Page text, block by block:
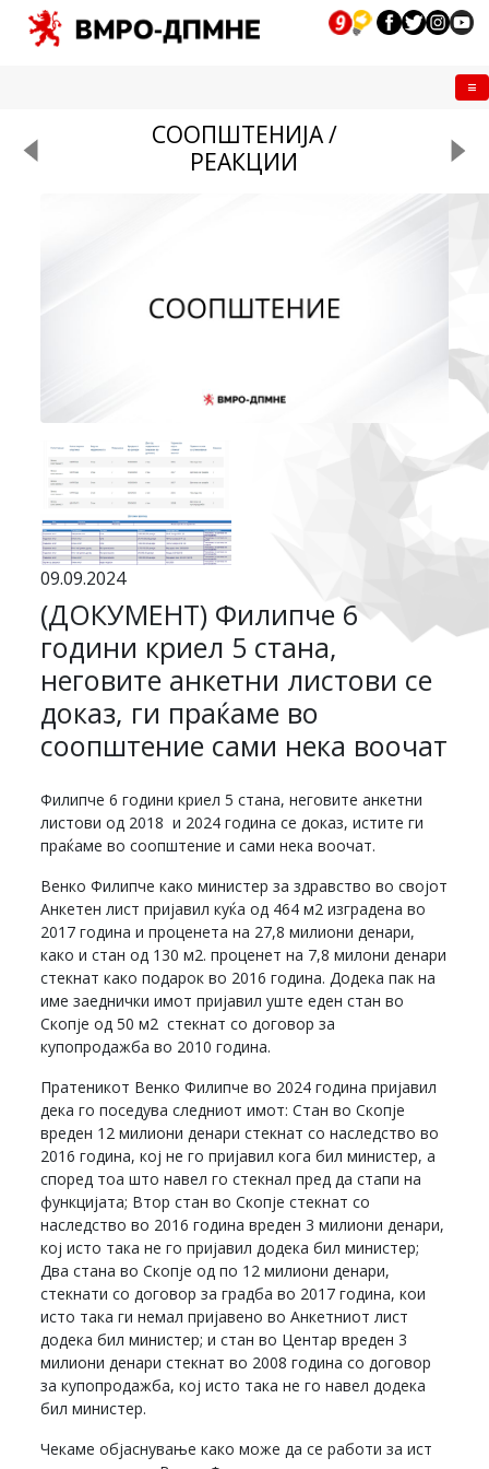
СООПШТЕНИЈА /
РЕАКЦИИ
09.09.2024
(ДОКУМЕНТ) Филипче 6
години криел 5 стана,
неговите анкетни листови се
доказ, ги праќаме во
соопштение сами нека воочат
Филипче 6 години криел 5 стана, неговите анкетни
листови од 2018 и 2024 година се доказ, истите ги
праќаме во соопштение и сами нека воочат.
Венко Филипче како министер за здравство во својот
Анкетен лист пријавил куќа од 464 м2 изградена во
2017 година и проценета на 27,8 милиони денари,
како и стан од 130 м2. проценет на 7,8 милони денари
стекнат како подарок во 2016 година. Додека пак на
име заеднички имот пријавил уште еден стан во
Скопје од 50 м2 стекнат со договор за
купопродажба во 2010 година.
Пратеникот Венко Филипче во 2024 година пријавил
дека го поседува следниот имот: Стан во Скопје
вреден 12 милиони денари стекнат со наследство во
2016 година, кој не го пријавил кога бил министер, а
според тоа што навел го стекнал пред да стапи на
функцијата; Втор стан во Скопје стекнат со
наследство во 2016 година вреден 3 милиони денари,
кој исто така не го пријавил додека бил министер;
Два стана во Скопје од по 12 милиони денари,
стекнати со договор за градба во 2017 година, кои
исто така ги немал пријавено во Анкетниот лист
додека бил министер; и стан во Центар вреден 3
милиони денари стекнат во 2008 година со договор
за купопродажба, кој исто така не го навел додека
бил министер.
Чекаме објаснување како може да се работи за ист